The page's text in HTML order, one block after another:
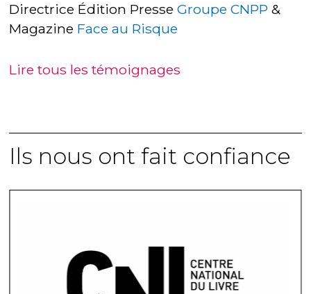
Directrice Édition PresseGroupe CNPP &
Magazine Face au Risque
Lire tous les témoignages
Ils nous ont fait confiance